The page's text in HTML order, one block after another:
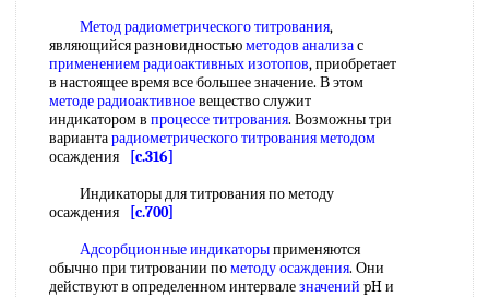
Метод радиометрического титрования,
являющийся разновидностьюметодов анализас
применением радиоактивных изотопов, приобретает
в настоящее время все большее значение. В этом
методе радиоактивноевещество служит
индикатором в процессе титрования. Возможны три
вариантарадиометрического титрования методом
осаждения
[c.316]
Индикаторы для титрования по методу
осаждения
[c.700]
Адсорбционные индикаторыприменяются
обычно при титровании пометоду осаждения. Они
действуют в определенном интервалезначений pH и